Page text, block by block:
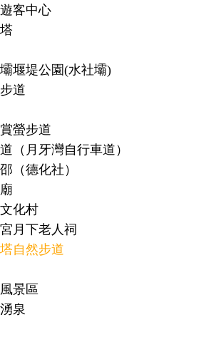
客中心
堰堤公園(水社壩)
道
螢步道
（月牙灣自行車道）
（德化社）
化村
月下老人祠
自然步道
景區
泉